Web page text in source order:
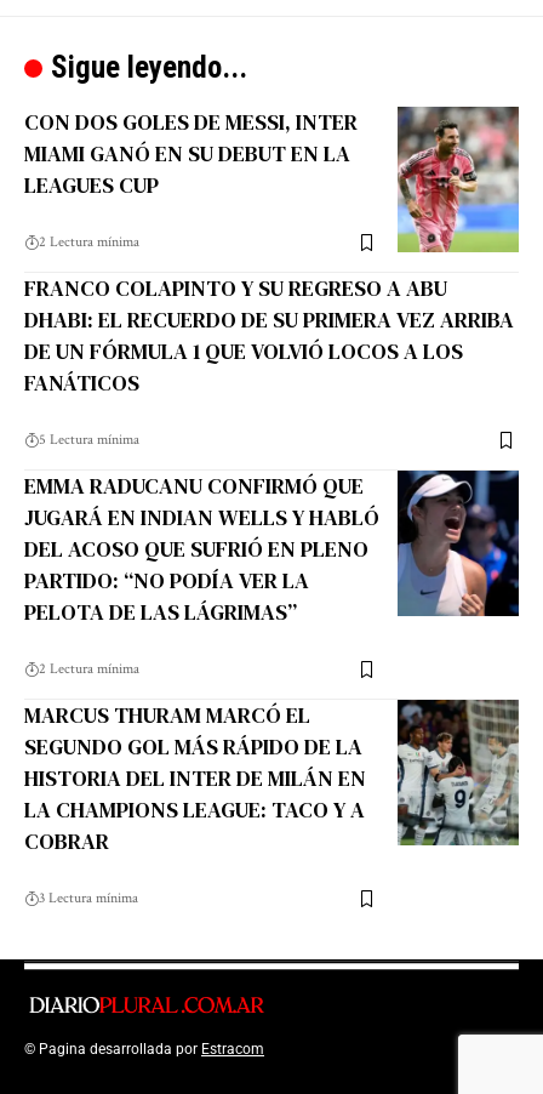
Sigue leyendo...
CON DOS GOLES DE MESSI, INTER
MIAMI GANÓ EN SU DEBUT EN LA
LEAGUES CUP
2 Lectura mínima
FRANCO COLAPINTO Y SU REGRESO A ABU
DHABI: EL RECUERDO DE SU PRIMERA VEZ ARRIBA
DE UN FÓRMULA 1 QUE VOLVIÓ LOCOS A LOS
FANÁTICOS
5 Lectura mínima
EMMA RADUCANU CONFIRMÓ QUE
JUGARÁ EN INDIAN WELLS Y HABLÓ
DEL ACOSO QUE SUFRIÓ EN PLENO
PARTIDO: “NO PODÍA VER LA
PELOTA DE LAS LÁGRIMAS”
2 Lectura mínima
MARCUS THURAM MARCÓ EL
SEGUNDO GOL MÁS RÁPIDO DE LA
HISTORIA DEL INTER DE MILÁN EN
LA CHAMPIONS LEAGUE: TACO Y A
COBRAR
3 Lectura mínima
© Pagina desarrollada por Estracom